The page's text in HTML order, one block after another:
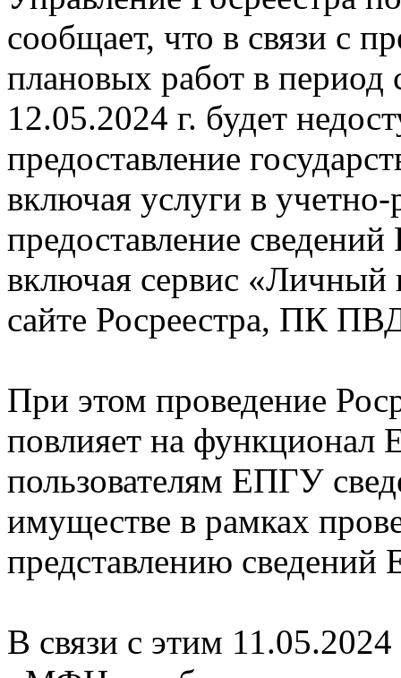
сообщает, что в связи с
плановых работ в
12.05.2024 г. будет
предоставление
включая услуги в
предоставление
включая сервис «Личный
сайте Росреестра, ПК
При этом проведение
повлияет на
пользователям ЕПГУ
имуществе в рамках
представлению
В связи с этим